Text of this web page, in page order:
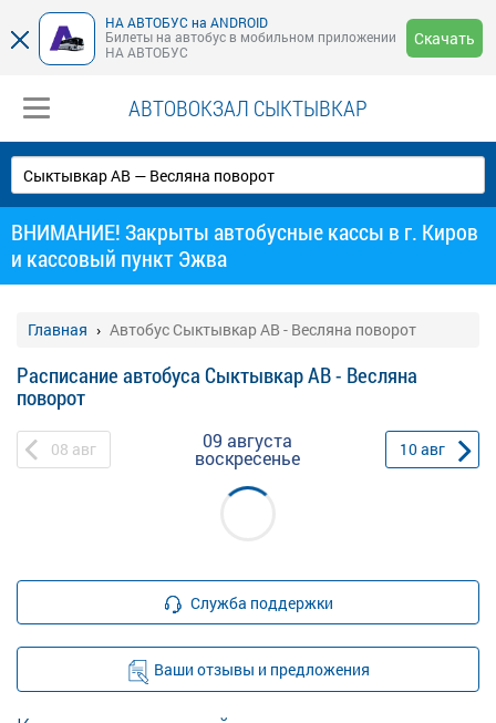
НА АВТОБУС на ANDROID
Билеты на автобус в мобильном приложении
НА АВТОБУС
Скачать
АВТОВОКЗАЛ СЫКТЫВКАР
ВНИМАНИЕ! Закрыты автобусные кассы в г. Киров
и кассовый пункт Эжва
Главная Автобус Сыктывкар АВ - Весляна поворот
Расписание автобуса Сыктывкар АВ - Весляна
поворот
08 авг 09 августа
воскресенье 10авг
Служба поддержки
Ваши отзывы и предложения